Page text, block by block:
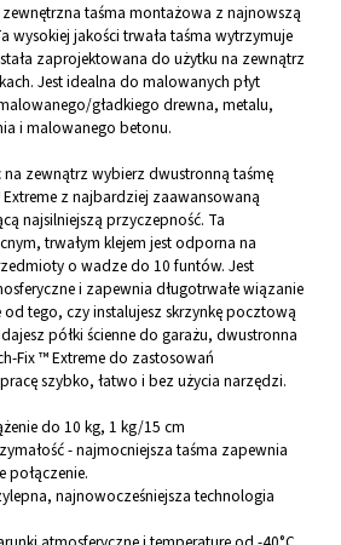
zewnętrzna taśma montażowa z najnowszą
wysokiej jakości trwała taśma wytrzymuje
zaprojektowana do użytku na zewnątrz
Jest idealna do malowanych płyt
gładkiego drewna, metalu,
i malowanego betonu.
zewnątrz wybierz dwustronną taśmę
z najbardziej zaawansowaną
najsilniejszą przyczepność. Ta
trwałym klejem jest odporna na
o wadze do 10 funtów. Jest
i zapewnia długotrwałe wiązanie
tego, czy instalujesz skrzynkę pocztową
półki ścienne do garażu, dwustronna
Fix ™ Extreme do zastosowań
szybko, łatwo i bez użycia narzędzi.
do 10 kg, 1 kg/15 cm
- najmocniejsza taśma zapewnia
połączenie.
najnowocześniejsza technologia